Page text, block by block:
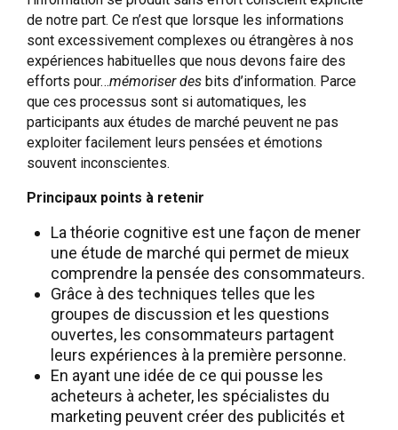
de notre part. Ce n’est que lorsque les informations
sont excessivement complexes ou étrangères à nos
expériences habituelles que nous devons faire des
efforts pour…mémoriser des bits d’information. Parce
que ces processus sont si automatiques, les
participants aux études de marché peuvent ne pas
exploiter facilement leurs pensées et émotions
souvent inconscientes.
Principaux points à retenir
La théorie cognitive est une façon de mener
une étude de marché qui permet de mieux
comprendre la pensée des consommateurs.
Grâce à des techniques telles que les
groupes de discussion et les questions
ouvertes, les consommateurs partagent
leurs expériences à la première personne.
En ayant une idée de ce qui pousse les
acheteurs à acheter, les spécialistes du
marketing peuvent créer des publicités et